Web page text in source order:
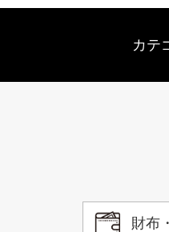
カテ
財布